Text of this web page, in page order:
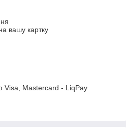
вашу картку
Visa, Mastercard - LiqPay